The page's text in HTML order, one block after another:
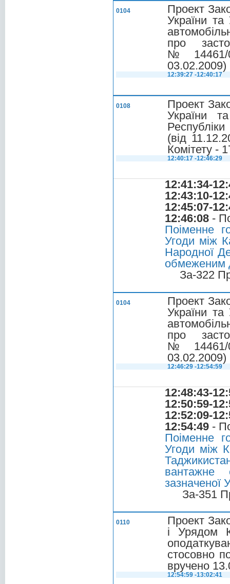
0104
Проект
України
про
№ 14461/
03.02.2009)
12:39:27 -12:40:17
0108
Проект
України
(вiд
Комітету -
12:40:17 -12:46:29
12:41:34-
12:43:10-
12:45:07-
12:46:08 -
Поіменне
Угоди між
Народної
обмеженим
За-322
0104
Проект
України
про
№ 14461/
03.02.2009)
12:46:29 -12:54:59
12:48:43-
12:50:59-
12:52:09-
12:54:49 -
Поіменне
Угоди між
вантажне
зазначеної
За-351
0110
Проект
і Урядом
стосовно
вручено
12:54:59 -13:02:41